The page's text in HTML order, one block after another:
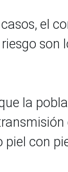
el
son
la
con